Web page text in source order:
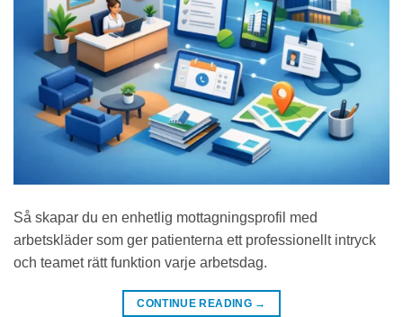
Så skapar du en enhetlig mottagningsprofil med
arbetskläder som ger patienterna ett professionellt intryck
och teamet rätt funktion varje arbetsdag.
CONTINUE READING →